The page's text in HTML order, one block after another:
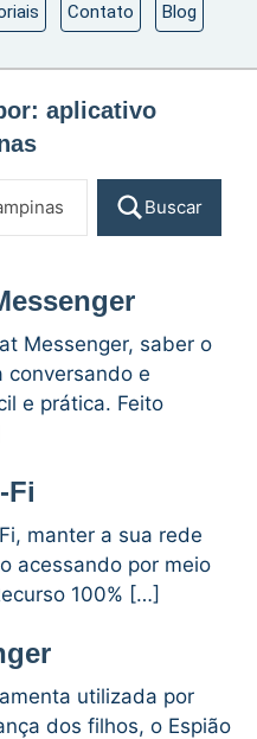
Contato Blog
aplicativo
Buscar
Messenger, saber o
conversando e
e prática. Feito
Fi
manter a sua rede
acessando por meio
100% […]
utilizada por
dos filhos, o Espião